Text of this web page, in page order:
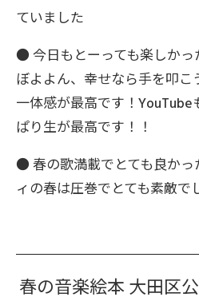
ていました
● 今日もとーっても楽しかっ
ぼよよん、幸せなら手を叩
一体感が最高です！
ぱり生が最高です！！
● 春の歌満載でとても良かっ
ィの春は圧巻でとても素敵で
春の音楽絵本 大田区